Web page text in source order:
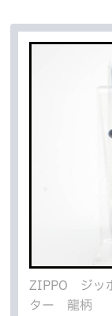
ZIPPO ジッ
ター 龍柄